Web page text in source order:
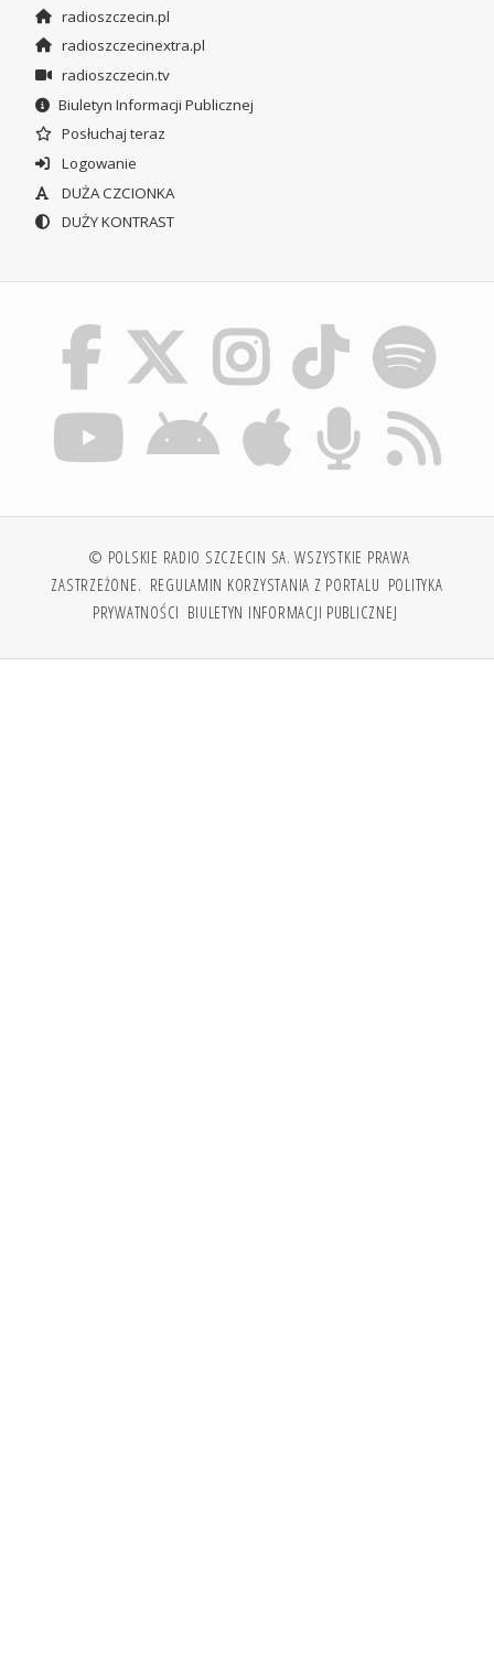
radioszczecin.pl
radioszczecinextra.pl
radioszczecin.tv
Biuletyn Informacji Publicznej
Posłuchaj teraz
Logowanie
DUŻA CZCIONKA
DUŻY KONTRAST
© POLSKIE RADIO SZCZECIN SA. WSZYSTKIE PRAWA
ZASTRZEŻONE. REGULAMIN KORZYSTANIA Z PORTALU POLITYKA
PRYWATNOŚCI BIULETYN INFORMACJI PUBLICZNEJ